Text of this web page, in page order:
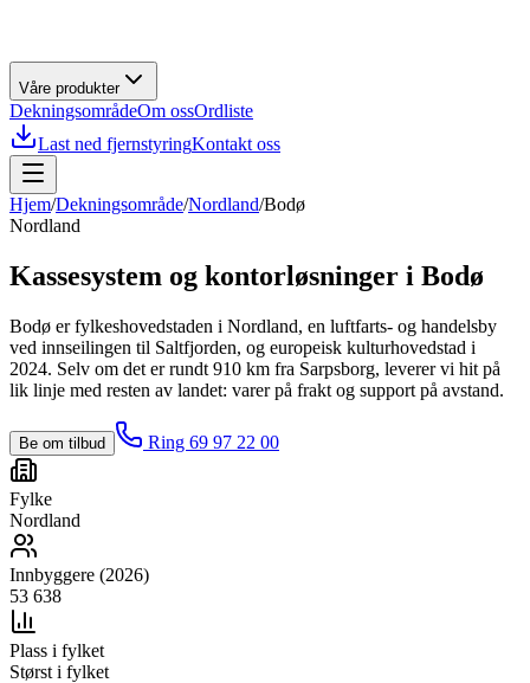
Våre produkter
DekningsområdeOm ossOrdliste
Last ned fjernstyringKontakt oss
Hjem/Dekningsområde/Nordland/Bodø
Nordland
Kassesystem og kontorløsninger i Bodø
Bodø er fylkeshovedstaden i Nordland, en luftfarts- og handelsby
ved innseilingen til Saltfjorden, og europeisk kulturhovedstad i
2024. Selv om det er rundt 910 km fra Sarpsborg, leverer vi hit på
lik linje med resten av landet: varer på frakt og support på avstand.
Be om tilbud Ring 69 97 22 00
Fylke
Nordland
Innbyggere (2026)
53 638
Plass i fylket
Størst i fylket